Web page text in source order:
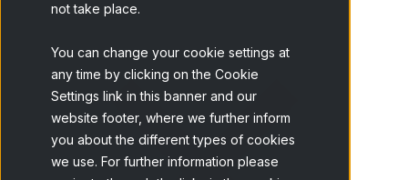
not take place.
You can change your cookie settings at
any time by clicking on the Cookie
Settings link in this banner and our
website footer, where we further inform
you about the different types of cookies
we use. For further information please